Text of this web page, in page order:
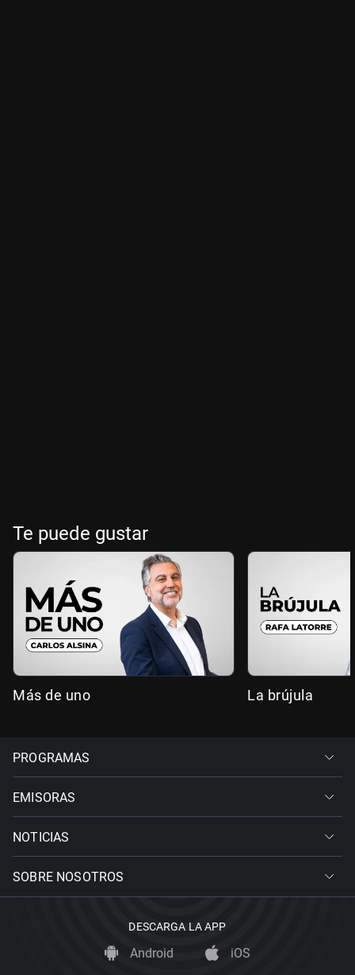
Te puede gustar
Más de uno La brújula
PROGRAMAS
EMISORAS
NOTICIAS
SOBRE NOSOTROS
DESCARGA LA APP
Android iOS